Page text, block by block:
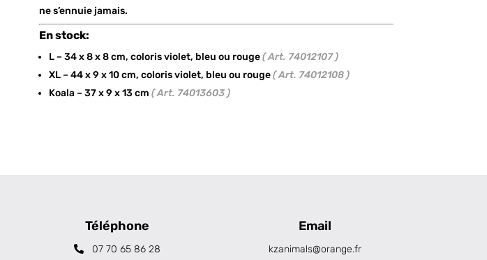
ne s’ennuie jamais.
En stock:
L – 34 x 8 x 8 cm, coloris violet, bleu ou rouge( Art. 74012107 )
XL – 44 x 9 x 10 cm, coloris violet, bleu ou rouge( Art. 74012108 )
Koala – 37 x 9 x 13 cm ( Art. 74013603 )
Téléphone
07 70 65 86 28
Email
kzanimals@orange.fr